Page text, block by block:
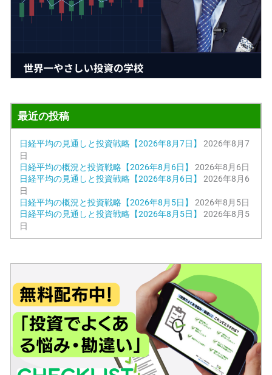
最近の投稿
日経平均の見通しと投資戦略【2026年8月7日】
2026年8月7
日
日経平均の概況と投資戦略【2026年8月6日】
2026年8月6日
日経平均の見通しと投資戦略【2026年8月6日】
2026年8月6
日
日経平均の概況と投資戦略【2026年8月5日】
2026年8月5日
日経平均の見通しと投資戦略【2026年8月5日】
2026年8月5
日